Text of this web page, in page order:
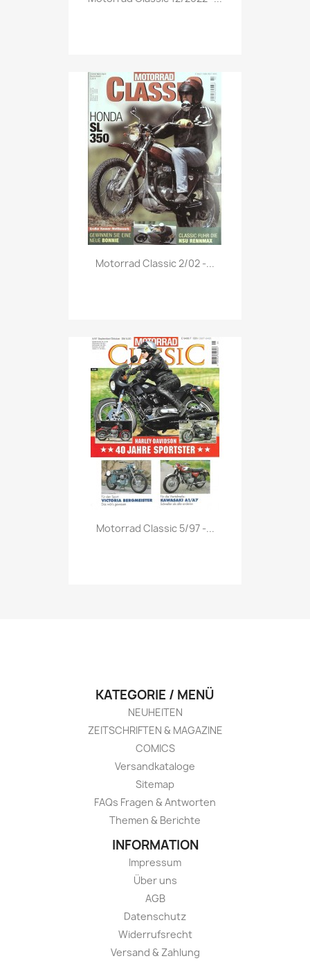
Vorschau
Motorrad Classic 2/02 -...
Vorschau
Motorrad Classic 5/97 -...
KATEGORIE / MENÜ
NEUHEITEN
ZEITSCHRIFTEN & MAGAZINE
COMICS
Versandkataloge
Sitemap
FAQs Fragen & Antworten
Themen & Berichte
INFORMATION
Impressum
Über uns
AGB
Datenschutz
Widerrufsrecht
Versand & Zahlung